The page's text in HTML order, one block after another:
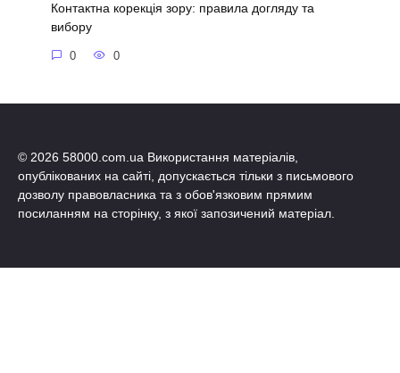
Контактна корекція зору: правила догляду та
вибору
0 0
© 2026 58000.com.ua Використання матеріалів,
опублікованих на сайті, допускається тільки з письмового
дозволу правовласника та з обов'язковим прямим
посиланням на сторінку, з якої запозичений матеріал.